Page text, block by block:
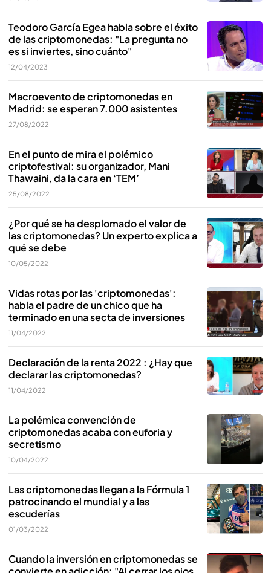
Teodoro García Egea habla sobre el éxito
de las criptomonedas: "La pregunta no
es si inviertes, sino cuánto"
12/04/2023
Macroevento de criptomonedas en
Madrid: se esperan 7.000 asistentes
27/08/2022
En el punto de mira el polémico
criptofestival: su organizador, Mani
Thawaini, da la cara en ‘TEM’
25/08/2022
¿Por qué se ha desplomado el valor de
las criptomonedas? Un experto explica a
qué se debe
10/05/2022
Vidas rotas por las 'criptomonedas':
habla el padre de un chico que ha
terminado en una secta de inversiones
11/04/2022
Declaración de la renta 2022 : ¿Hay que
declarar las criptomonedas?
11/04/2022
La polémica convención de
criptomonedas acaba con euforia y
secretismo
10/04/2022
Las criptomonedas llegan a la Fórmula 1
patrocinando el mundial y a las
escuderías
01/03/2022
Cuando la inversión en criptomonedas se